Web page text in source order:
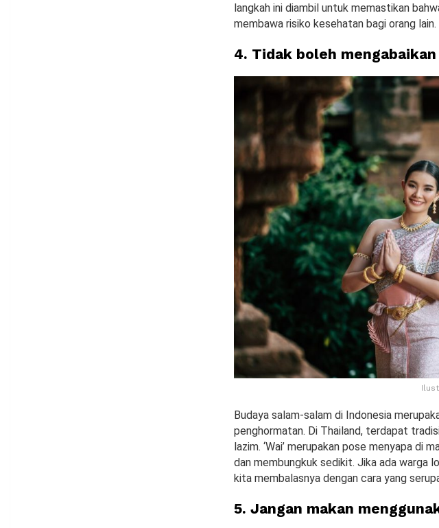
langkah ini diambil untuk memastikan
membawa risiko kesehatan bagi orang lain.
4. Tidak boleh
Budaya salam-salam di Indonesia
penghormatan. Di Thailand, terdapat
lazim. ‘Wai’ merupakan pose menyapa di
dan membungkuk sedikit. Jika ada warga
kita membalasnya dengan cara yang
5. Jangan makan